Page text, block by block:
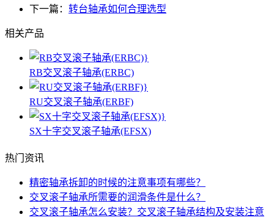
下一篇： 转台轴承如何合理选型
相关产品
RB交叉滚子轴承(ERBC)
RU交叉滚子轴承(ERBF)
SX十字交叉滚子轴承(EFSX)
热门资讯
精密轴承拆卸的时候的注意事项有哪些？
交叉滚子轴承所需要的润滑条件是什么？
交叉滚子轴承怎么安装？交叉滚子轴承结构及安装注意